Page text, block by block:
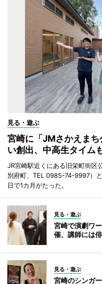
見る・遊ぶ
宮崎に「JMさかえま
い創出、中高生タイム
JR宮崎駅近くにある旧栄町街区
別府町、TEL 0985-74-9997）
日で1カ月がたった。
見る・遊ぶ
宮崎で演劇ワ
催、講師には
見る・遊ぶ
宮崎のシンガ